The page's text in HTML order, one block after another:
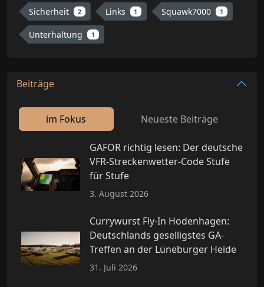
Sicherheit 2 Links 1 Squawk7000 1
Unterhaltung 1
Beiträge
im Fokus Neueste Beiträge
GAFOR richtig lesen: Der deutsche
VFR-Streckenwetter-Code Stufe
für Stufe
3. August 2026
Currywurst Fly-In Hodenhagen:
Deutschlands geselligstes GA-
Treffen an der Lüneburger Heide
31. Juli 2026